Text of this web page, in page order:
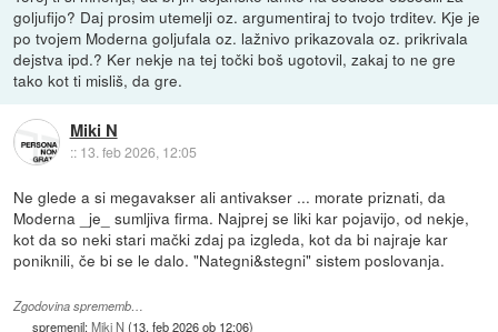
goljufijo? Daj prosim utemelji oz. argumentiraj to tvojo trditev. Kje je
po tvojem Moderna goljufala oz. lažnivo prikazovala oz. prikrivala
dejstva ipd.? Ker nekje na tej točki boš ugotovil, zakaj to ne gre
tako kot ti misliš, da gre.
Miki N
:: 13. feb 2026, 12:05
Ne glede a si megavakser ali antivakser ... morate priznati, da
Moderna _je_ sumljiva firma. Najprej se liki kar pojavijo, od nekje,
kot da so neki stari mački zdaj pa izgleda, kot da bi najraje kar
poniknili, če bi se le dalo. "Nategni&stegni" sistem poslovanja.
Zgodovina sprememb…
spremenil:Miki N(13. feb 2026 ob 12:06)